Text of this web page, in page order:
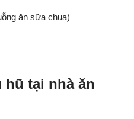
ăn sữa chua)
hũ tại nhà ăn